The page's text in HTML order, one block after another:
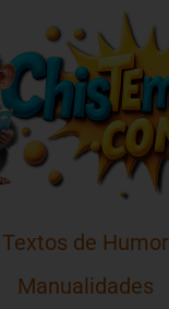
Textos de Humor
Manualidades